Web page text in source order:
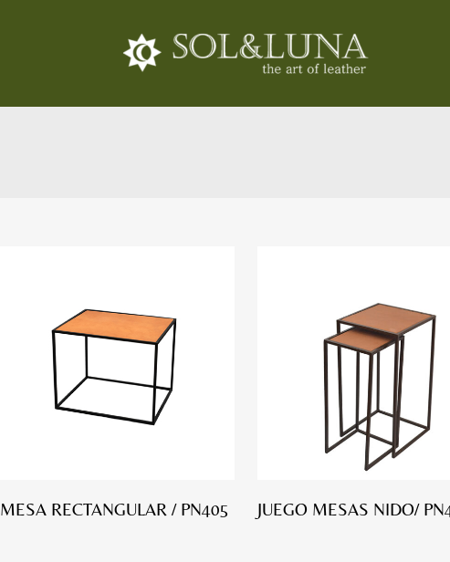
MESA RECTANGULAR / PN405 JUEGO MESAS NIDO/